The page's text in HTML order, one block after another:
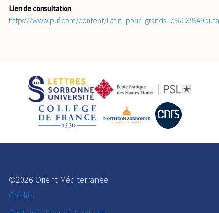
Lien de consultation
https://www.puf.com/content/
©2026 Orient Méditerranée
Crédits